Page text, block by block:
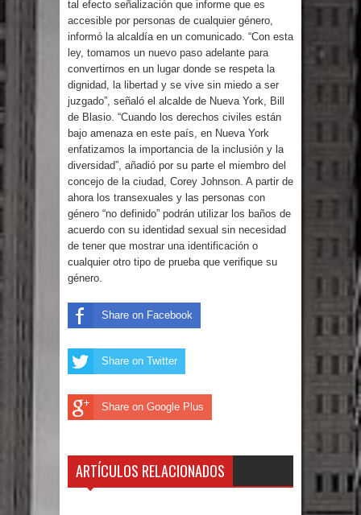
tal efecto señalización que informe que es
accesible por personas de cualquier género,
informó la alcaldía en un comunicado. “Con esta
ley, tomamos un nuevo paso adelante para
convertirnos en un lugar donde se respeta la
dignidad, la libertad y se vive sin miedo a ser
juzgado”, señaló el alcalde de Nueva York, Bill
de Blasio. “Cuando los derechos civiles están
bajo amenaza en este país, en Nueva York
enfatizamos la importancia de la inclusión y la
diversidad”, añadió por su parte el miembro del
concejo de la ciudad, Corey Johnson. A partir de
ahora los transexuales y las personas con
género “no definido” podrán utilizar los baños de
acuerdo con su identidad sexual sin necesidad
de tener que mostrar una identificación o
cualquier otro tipo de prueba que verifique su
género.
Share on Facebook
Share on Twitter
Share on Google Plus
ARTÍCULOS RELACIONADOS